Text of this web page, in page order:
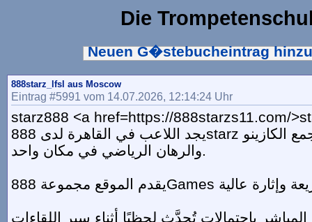
Die
Neuen G�stebucheintrag
888starz_lfsl aus Moscow
Eintrag #5991 vom 14.07.2026, 12:14:24 Uhr
starz888 <a href=https://888starzs11.com/
يجد اللاعب في القاهرة لدى 888starz منصة رسمية تجمع الكازينو
والرهان الرياضي في مكان واحد.